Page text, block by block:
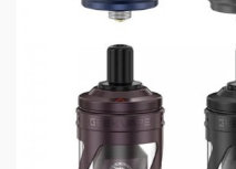
verantwortliche Person:
InnoCigs GmbH & Co. KG
Barnerstr. 14b
22761, Deutschland, Hamburg
service@innocigs.com